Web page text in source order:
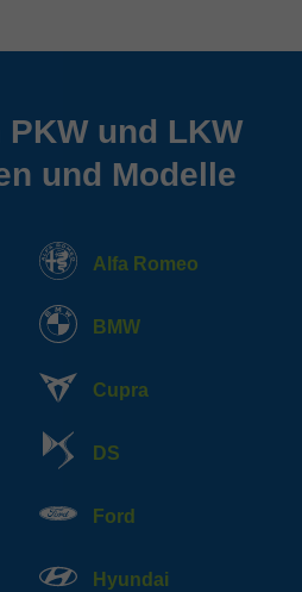
und LKW
und Modelle
Alfa Romeo
BMW
Cupra
DS
Ford
Hyundai